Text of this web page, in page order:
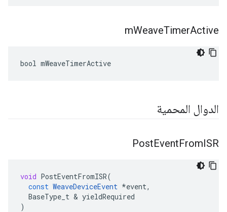
mWeaveTimerActive
bool mWeaveTimerActive
الدوال المحمية
PostEventFromISR
void PostEventFromISR(
const WeaveDeviceEvent *event,
BaseType_t & yieldRequired
)